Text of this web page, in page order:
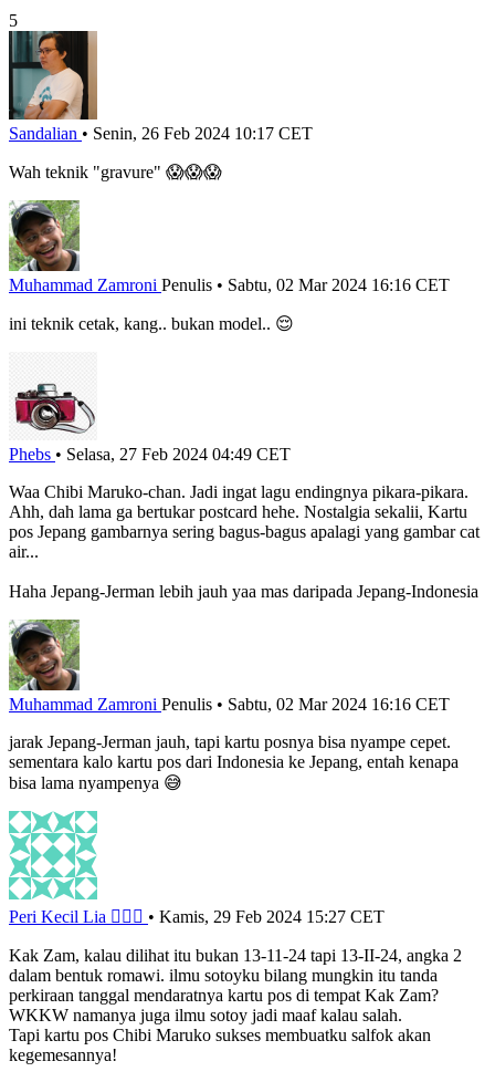
5
Sandalian • Senin, 26 Feb 2024 10:17 CET
Wah teknik "gravure" 😱😱😱
Muhammad Zamroni Penulis • Sabtu, 02 Mar 2024 16:16 CET
ini teknik cetak, kang.. bukan model.. 😌
Phebs • Selasa, 27 Feb 2024 04:49 CET
Waa Chibi Maruko-chan. Jadi ingat lagu endingnya pikara-pikara.
Ahh, dah lama ga bertukar postcard hehe. Nostalgia sekalii, Kartu
pos Jepang gambarnya sering bagus-bagus apalagi yang gambar cat
air...
Haha Jepang-Jerman lebih jauh yaa mas daripada Jepang-Indonesia
Muhammad Zamroni Penulis • Sabtu, 02 Mar 2024 16:16 CET
jarak Jepang-Jerman jauh, tapi kartu posnya bisa nyampe cepet.
sementara kalo kartu pos dari Indonesia ke Jepang, entah kenapa
bisa lama nyampenya 😅
Peri Kecil Lia 🧚🏻‍♀️ • Kamis, 29 Feb 2024 15:27 CET
Kak Zam, kalau dilihat itu bukan 13-11-24 tapi 13-II-24, angka 2
dalam bentuk romawi. ilmu sotoyku bilang mungkin itu tanda
perkiraan tanggal mendaratnya kartu pos di tempat Kak Zam?
WKKW namanya juga ilmu sotoy jadi maaf kalau salah.
Tapi kartu pos Chibi Maruko sukses membuatku salfok akan
kegemesannya!